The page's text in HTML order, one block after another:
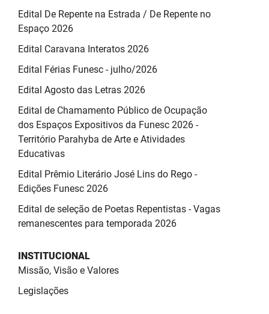
Edital De Repente na Estrada / De Repente no
Espaço 2026
Edital Caravana Interatos 2026
Edital Férias Funesc - julho/2026
Edital Agosto das Letras 2026
Edital de Chamamento Público de Ocupação
dos Espaços Expositivos da Funesc 2026 -
Território Parahyba de Arte e Atividades
Educativas
Edital Prêmio Literário José Lins do Rego -
Edições Funesc 2026
Edital de seleção de Poetas Repentistas - Vagas
remanescentes para temporada 2026
INSTITUCIONAL
Missão, Visão e Valores
Legislações